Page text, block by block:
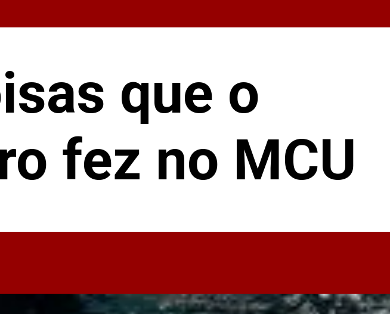
que o
fez no MCU